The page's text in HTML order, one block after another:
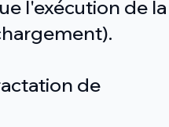
l'exécution de la
de